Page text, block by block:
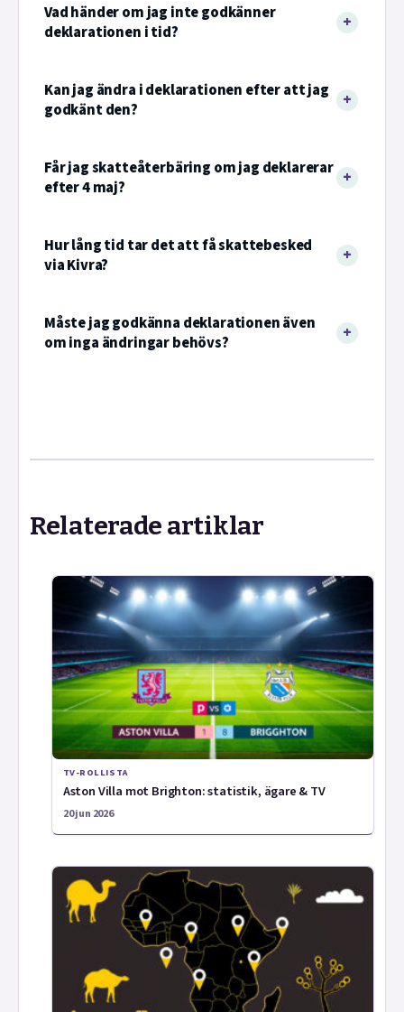
Vad händer om jag inte godkänner
deklarationen i tid?
Kan jag ändra i deklarationen efter att jag
godkänt den?
Får jag skatteåterbäring om jag deklarerar
efter 4 maj?
Hur lång tid tar det att få skattebesked
via Kivra?
Måste jag godkänna deklarationen även
om inga ändringar behövs?
Relaterade artiklar
TV-ROLLISTA
Aston Villa mot Brighton: statistik, ägare & TV
20 jun 2026